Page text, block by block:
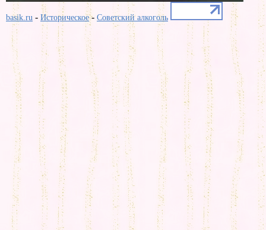
basik.ru - Историческое- Советский алкоголь